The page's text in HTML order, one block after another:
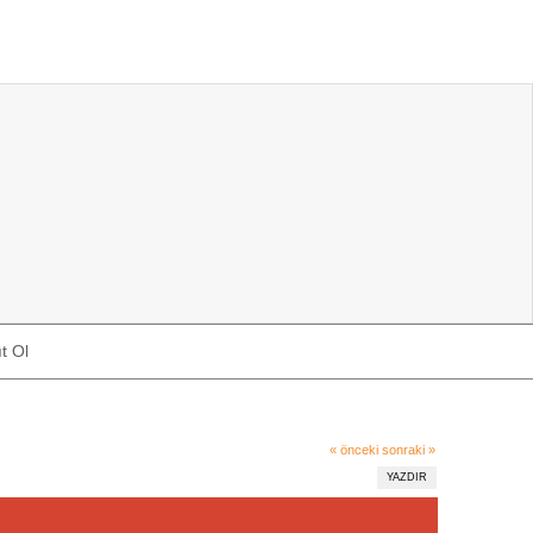
Ol
« önceki sonraki »
YAZDIR